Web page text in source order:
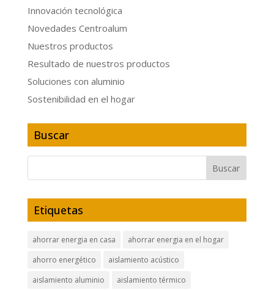
Innovación tecnológica
Novedades Centroalum
Nuestros productos
Resultado de nuestros productos
Soluciones con aluminio
Sostenibilidad en el hogar
Buscar
Etiquetas
ahorrar energia en casa
ahorrar energia en el hogar
ahorro energético
aislamiento acústico
aislamiento aluminio
aislamiento térmico